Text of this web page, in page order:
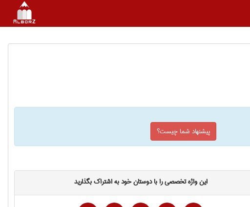
پیشنهاد شما چیست؟
این واژه تخصصی را با دوستان خود به اشتراک بگذارید